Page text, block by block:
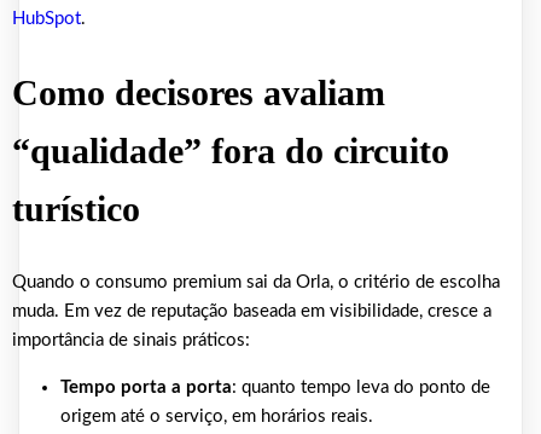
HubSpot.
Como decisores avaliam
“qualidade” fora do circuito
turístico
Quando o consumo premium sai da Orla, o critério de escolha
muda. Em vez de reputação baseada em visibilidade, cresce a
importância de sinais práticos:
Tempo porta a porta: quanto tempo leva do ponto de
origem até o serviço, em horários reais.